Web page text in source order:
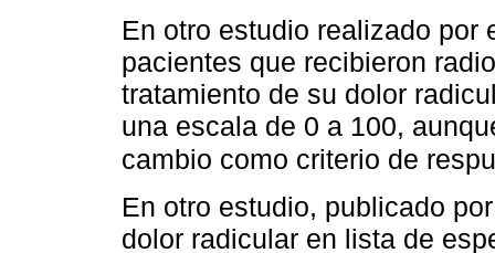
En otro estudio realizado por
pacientes que recibieron
tratamiento de su dolor
una escala de 0 a 100,
cambio como criterio de
En otro estudio, publicado
dolor radicular en lista de